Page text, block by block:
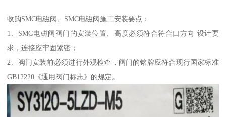
收购SMC电磁阀、SMC电磁阀施工安装要点：
1、SMC电磁阀阀门的安装位置、高度必须符合符合口方向 设计要
求，连接应牢固紧密；
2、阀门安装前必须进行外观检查，阀门的铭牌应符合现行国家标准
GB12220《通用阀门标志》的规定。